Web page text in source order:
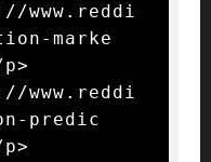
www.reddi
marke
www.reddi
predic